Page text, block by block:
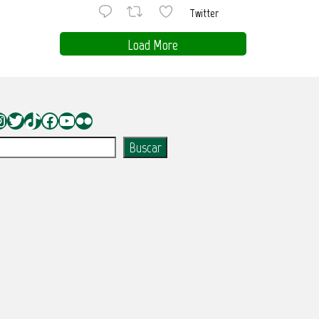
Twitter
Load More
Twitter
TikTokFacebook
YouTube
Flickr
Buscar